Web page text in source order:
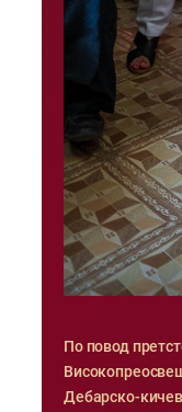
По повод
Дебарско-